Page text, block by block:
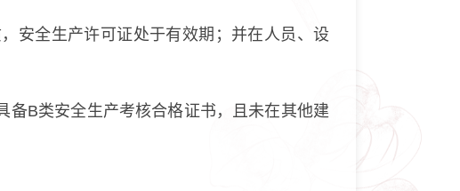
安全生产许可证处于有效期；并在人员、设
备B类安全生产考核合格证书，且未在其他建